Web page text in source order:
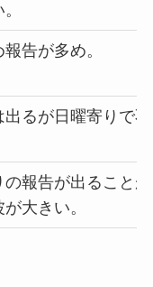
告が多め。
出るが日曜寄りで
の報告が出ること
大きい。